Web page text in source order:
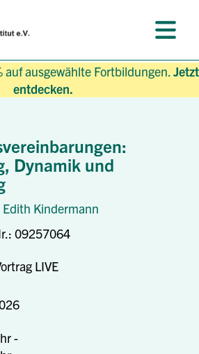
auf ausgewählte Fortbildungen.Jetzt
entdecken.
Dynamik und
Edith Kindermann
09257064
LIVE
-